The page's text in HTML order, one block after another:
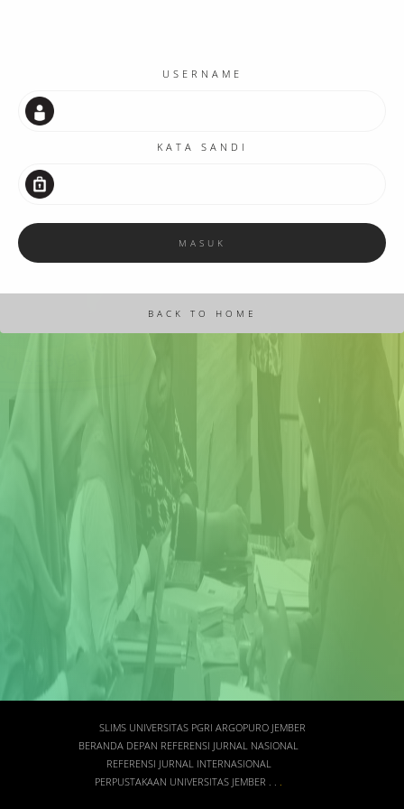
USERNAME
KATA SANDI
SLIMS UNIVERSITAS PGRI ARGOPURO JEMBER
BERANDA DEPAN REFERENSI JURNAL NASIONAL
REFERENSI JURNAL INTERNASIONAL
PERPUSTAKAAN UNIVERSITAS JEMBER . . .